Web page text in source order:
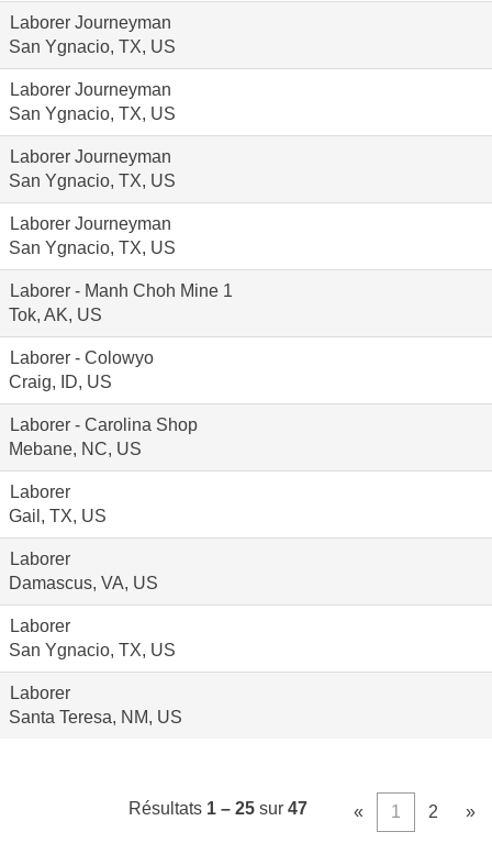
Laborer Journeyman
San Ygnacio, TX, US
Laborer Journeyman
San Ygnacio, TX, US
Laborer Journeyman
San Ygnacio, TX, US
Laborer Journeyman
San Ygnacio, TX, US
Laborer - Manh Choh Mine 1
Tok, AK, US
Laborer - Colowyo
Craig, ID, US
Laborer - Carolina Shop
Mebane, NC, US
Laborer
Gail, TX, US
Laborer
Damascus, VA, US
Laborer
San Ygnacio, TX, US
Laborer
Santa Teresa, NM, US
Résultats 1 – 25 sur 47 « 1 2 »